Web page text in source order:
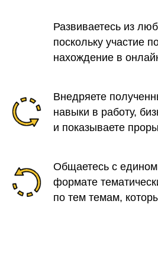
Развиваетесь из
поскольку участие
нахождение в
Внедряете
навыки в работу,
и показываете
Общаетесь с
формате
по тем темам,